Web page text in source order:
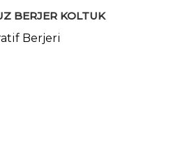
BERJER KOLTUK